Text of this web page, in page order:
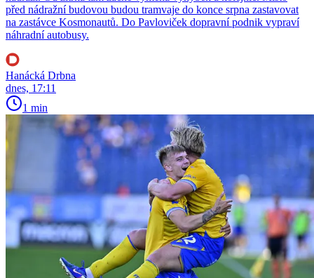
před nádražní budovou budou tramvaje do konce srpna zastavovat
na zastávce Kosmonautů. Do Pavloviček dopravní podnik vypraví
náhradní autobusy.
Hanácká Drbna
dnes, 17:11
1 min